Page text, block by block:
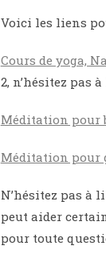
Voici les liens
Cours de yoga,
2, n’hésitez pas
Méditation pour
Méditation pour
N’hésitez pas à
peut aider
pour toute